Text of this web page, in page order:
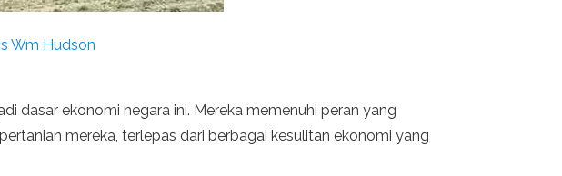
Wm Hudson
dasar ekonomi negara ini. Mereka memenuhi peran yang
mereka, terlepas dari berbagai kesulitan ekonomi yang